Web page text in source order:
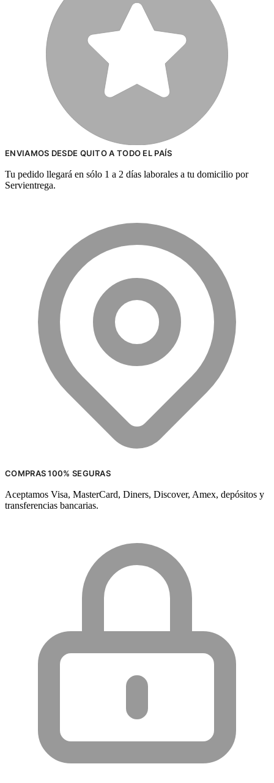
ENVIAMOS DESDE QUITO A TODO EL PAÍS
Tu pedido llegará en sólo 1 a 2 días laborales a tu domicilio por
Servientrega.
COMPRAS 100% SEGURAS
Aceptamos Visa, MasterCard, Diners, Discover, Amex, depósitos y
transferencias bancarias.